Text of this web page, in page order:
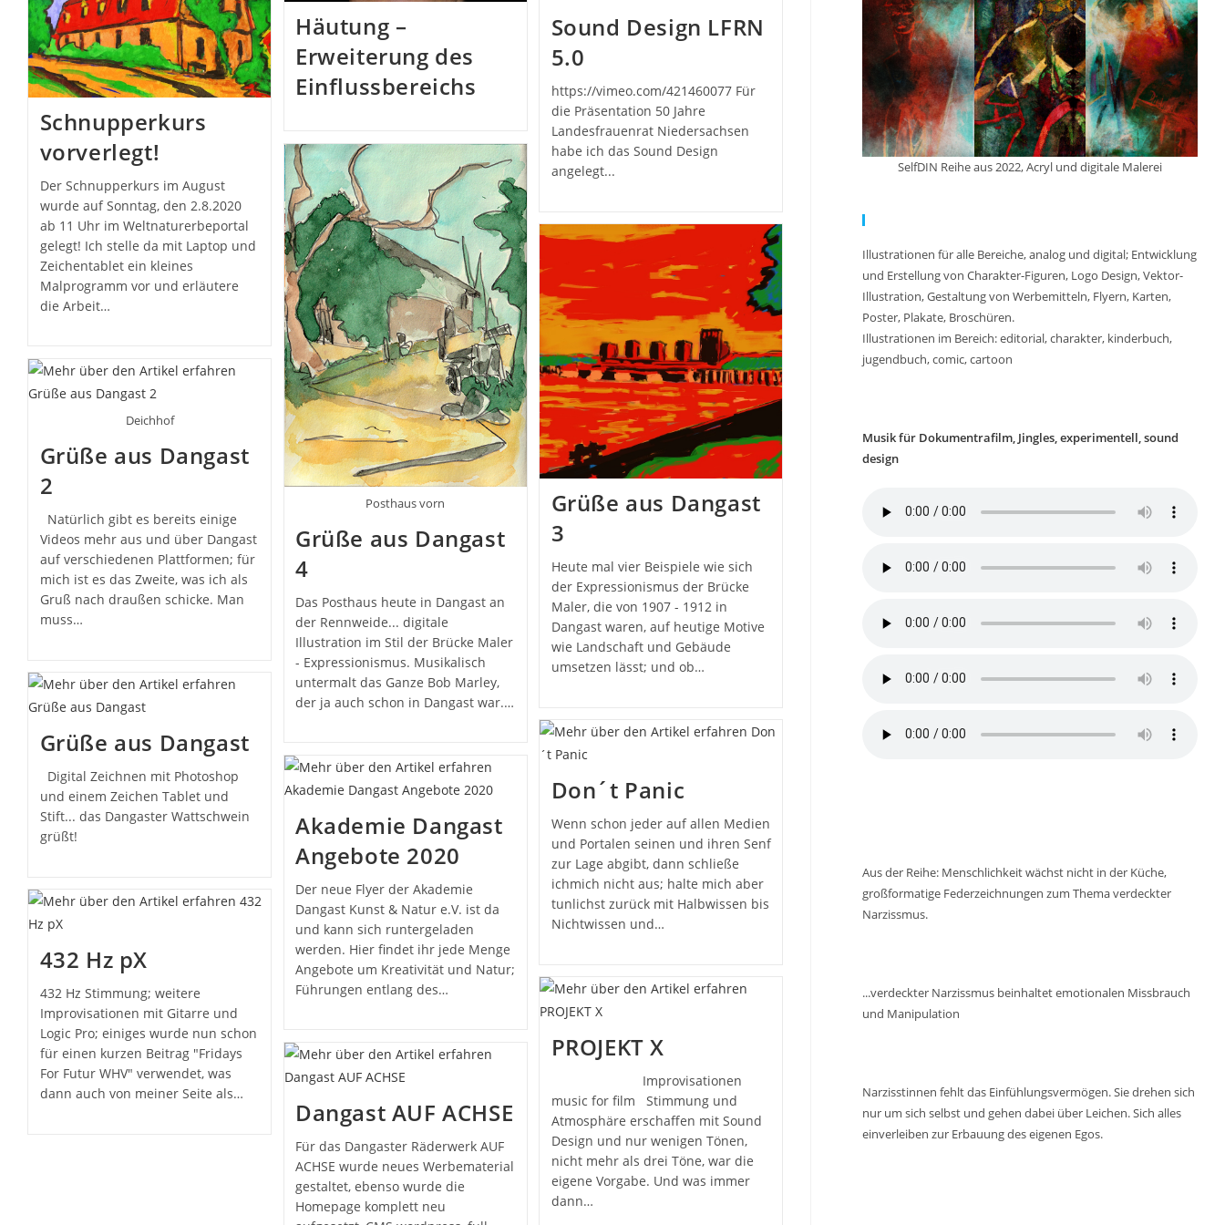
Schnupperkurs
vorverlegt!
Der Schnupperkurs im August
wurde auf Sonntag, den 2.8.2020
ab 11 Uhr im Weltnaturerbeportal
gelegt! Ich stelle da mit Laptop und
Zeichentablet ein kleines
Malprogramm vor und erläutere
die Arbeit…
Häutung –
Erweiterung des
Einflussbereichs
Sound Design LFRN
5.0
https://vimeo.com/421460077 Für
die Präsentation 50 Jahre
Landesfrauenrat Niedersachsen
habe ich das Sound Design
angelegt...
Posthaus vorn
Grüße aus Dangast
4
Das Posthaus heute in Dangast an
der Rennweide... digitale
Illustration im Stil der Brücke Maler
- Expressionismus. Musikalisch
untermalt das Ganze Bob Marley,
der ja auch schon in Dangast war.…
Grüße aus Dangast
3
Heute mal vier Beispiele wie sich
der Expressionismus der Brücke
Maler, die von 1907 - 1912 in
Dangast waren, auf heutige Motive
wie Landschaft und Gebäude
umsetzen lässt; und ob…
Deichhof
Grüße aus Dangast
2
Natürlich gibt es bereits einige
Videos mehr aus und über Dangast
auf verschiedenen Plattformen; für
mich ist es das Zweite, was ich als
Gruß nach draußen schicke. Man
muss…
Grüße aus Dangast
Digital Zeichnen mit Photoshop
und einem Zeichen Tablet und
Stift... das Dangaster Wattschwein
grüßt!
Don´t Panic
Wenn schon jeder auf allen Medien
und Portalen seinen und ihren Senf
zur Lage abgibt, dann schließe
ichmich nicht aus; halte mich aber
tunlichst zurück mit Halbwissen bis
Nichtwissen und…
Akademie Dangast
Angebote 2020
Der neue Flyer der Akademie
Dangast Kunst & Natur e.V. ist da
und kann sich runtergeladen
werden. Hier findet ihr jede Menge
Angebote um Kreativität und Natur;
Führungen entlang des…
432 Hz pX
432 Hz Stimmung; weitere
Improvisationen mit Gitarre und
Logic Pro; einiges wurde nun schon
für einen kurzen Beitrag "Fridays
For Futur WHV" verwendet, was
dann auch von meiner Seite als…
PROJEKT X
Improvisationen
music for film Stimmung und
Atmosphäre erschaffen mit Sound
Design und nur wenigen Tönen,
nicht mehr als drei Töne, war die
eigene Vorgabe. Und was immer
dann…
Dangast AUF ACHSE
Für das Dangaster Räderwerk AUF
ACHSE wurde neues Werbematerial
gestaltet, ebenso wurde die
Homepage komplett neu
SelfDIN Reihe aus 2022, Acryl und digitale Malerei
Illustrationen für alle Bereiche, analog und digital; Entwicklung
und Erstellung von Charakter-Figuren, Logo Design, Vektor-
Illustration, Gestaltung von Werbemitteln, Flyern, Karten,
Poster, Plakate, Broschüren.
Illustrationen im Bereich: editorial, charakter, kinderbuch,
jugendbuch, comic, cartoon
Musik für Dokumentrafilm, Jingles, experimentell, sound
design
Aus der Reihe: Menschlichkeit wächst nicht in der Küche,
großformatige Federzeichnungen zum Thema verdeckter
Narzissmus.
...verdeckter Narzissmus beinhaltet emotionalen Missbrauch
und Manipulation
Narzisstinnen fehlt das Einfühlungsvermögen. Sie drehen sich
nur um sich selbst und gehen dabei über Leichen. Sich alles
einverleiben zur Erbauung des eigenen Egos.